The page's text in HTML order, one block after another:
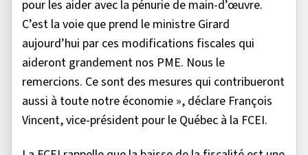
pour les aider avec la pénurie de main-d’œuvre.
C’est la voie que prend le ministre Girard
aujourd’hui par ces modifications fiscales qui
aideront grandement nos PME. Nous le
remercions. Ce sont des mesures qui contribueront
aussi à toute notre économie », déclare François
Vincent, vice-président pour le Québec à la FCEI.